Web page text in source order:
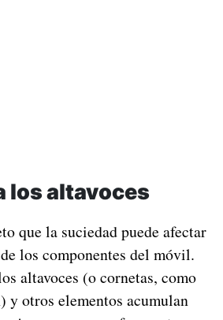
los altavoces
que la suciedad puede afectar
los componentes del móvil.
altavoces (o cornetas, como
y otros elementos acumulan